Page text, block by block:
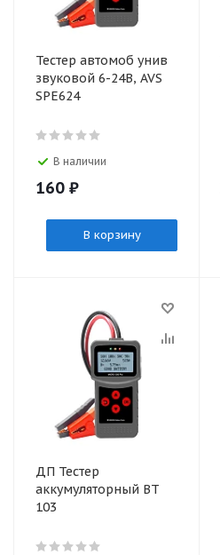
Тестер автомоб унив
звуковой 6-24В, AVS
SPE624
В наличии
160 ₽
В корзину
ДП Тестер
аккумуляторный BT
103